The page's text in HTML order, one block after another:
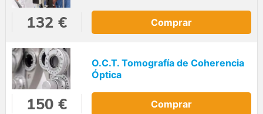
132 € Comprar
O.C.T. Tomografía de Coherencia
Óptica
150 € Comprar